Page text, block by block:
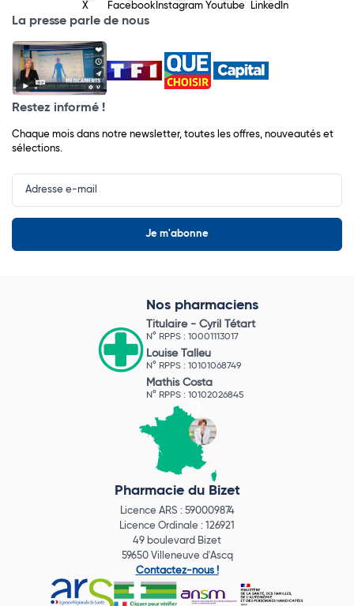
X Facebook Instagram Youtube LinkedIn
La presse parle de nous
Restez informé !
Chaque mois dans notre newsletter, toutes les offres, nouveautés et
sélections.
Input
Newsletter
Nos pharmaciens
Titulaire - Cyril Tétart
N° RPPS : 10001113017
Louise Talleu
N° RPPS : 10101068749
Mathis Costa
N° RPPS : 10102026845
Pharmacie du Bizet
Licence ARS : 590009874
Licence Ordinale : 126921
49 boulevard Bizet
59650 Villeneuve d'Ascq
Contactez-nous !